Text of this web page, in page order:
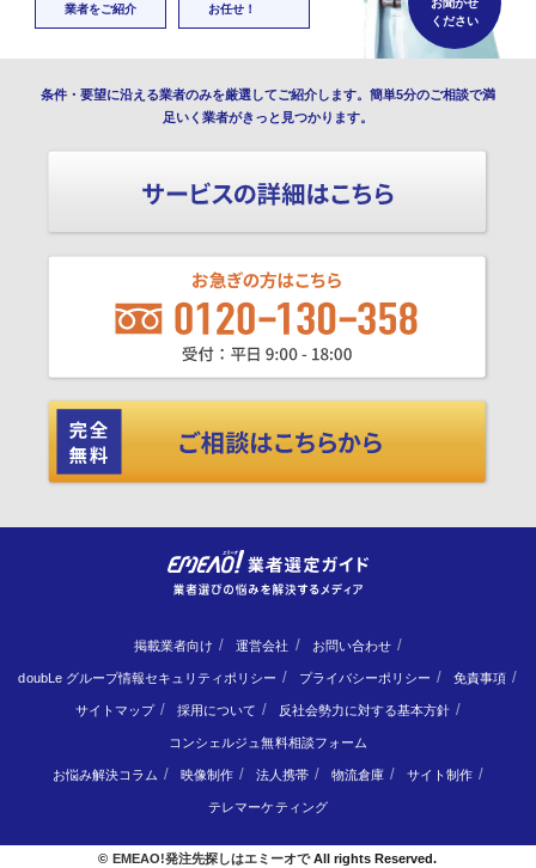
業者をご紹介
お任せ！
お聞かせ
ください
条件・要望に沿える業者のみを厳選してご紹介します。簡単5分のご相談で満
足いく業者がきっと見つかります。
掲載業者向け 運営会社 お問い合わせ
doubLe グループ情報セキュリティポリシー プライバシーポリシー 免責事項
サイトマップ 採用について 反社会勢力に対する基本方針
コンシェルジュ無料相談フォーム
お悩み解決コラム 映像制作 法人携帯 物流倉庫 サイト制作
テレマーケティング
© EMEAO!発注先探しはエミーオでAll rights Reserved.